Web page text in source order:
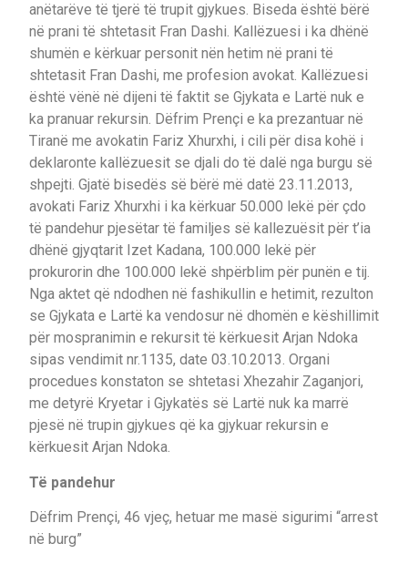
anëtarëve të tjerë të trupit gjykues. Biseda është bërë
në prani të shtetasit Fran Dashi. Kallëzuesi i ka dhënë
shumën e kërkuar personit nën hetim në prani të
shtetasit Fran Dashi, me profesion avokat. Kallëzuesi
është vënë në dijeni të faktit se Gjykata e Lartë nuk e
ka pranuar rekursin. Dëfrim Prençi e ka prezantuar në
Tiranë me avokatin Fariz Xhurxhi, i cili për disa kohë i
deklaronte kallëzuesit se djali do të dalë nga burgu së
shpejti. Gjatë bisedës së bërë më datë 23.11.2013,
avokati Fariz Xhurxhi i ka kërkuar 50.000 lekë për çdo
të pandehur pjesëtar të familjes së kallezuësit për t’ia
dhënë gjyqtarit Izet Kadana, 100.000 lekë për
prokurorin dhe 100.000 lekë shpërblim për punën e tij.
Nga aktet që ndodhen në fashikullin e hetimit, rezulton
se Gjykata e Lartë ka vendosur në dhomën e këshillimit
për mospranimin e rekursit të kërkuesit Arjan Ndoka
sipas vendimit nr.1135, date 03.10.2013. Organi
procedues konstaton se shtetasi Xhezahir Zaganjori,
me detyrë Kryetar i Gjykatës së Lartë nuk ka marrë
pjesë në trupin gjykues që ka gjykuar rekursin e
kërkuesit Arjan Ndoka.
Të pandehur
Dëfrim Prençi, 46 vjeç, hetuar me masë sigurimi “arrest
në burg”